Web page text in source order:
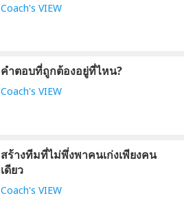
Coach's VIEW
คำตอบที่ถูกต้องอยู่ที่ไหน?
Coach's VIEW
สร้างทีมที่ไม่พึ่งพาคนเก่งเพียงคน
เดียว
Coach's VIEW